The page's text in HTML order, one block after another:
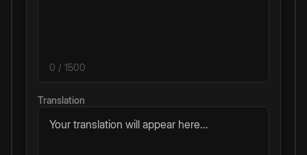
0 / 1500
Translation
Your translation will appear here...